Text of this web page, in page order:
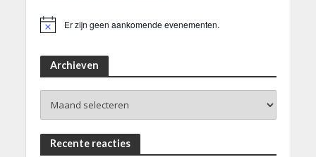
Er zijn geen aankomende evenementen.
Archieven
Recente reacties